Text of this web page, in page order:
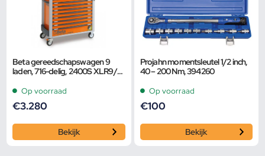
Beta gereedschapswagen 9
laden, 716-delig, 2400S XLR9/E-
Op voorraad
€3.280
Bekijk
Projahn momentsleutel 1/2 inch,
40 – 200 Nm, 394260
Op voorraad
€100
Bekijk